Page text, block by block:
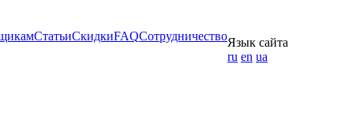
СтатьиСкидкиFAQСотрудничествоЯзык сайта
ru en ua